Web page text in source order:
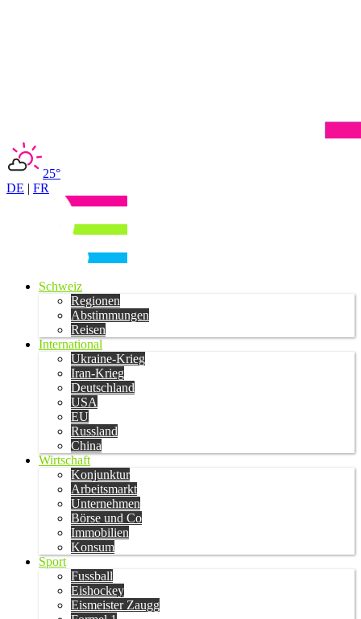
25°
DE | FR
Schweiz
Regionen
Abstimmungen
Reisen
International
Ukraine-Krieg
Iran-Krieg
Deutschland
USA
EU
Russland
China
Wirtschaft
Konjunktur
Arbeitsmarkt
Unternehmen
Börse und Co
Immobilien
Konsum
Sport
Fussball
Eishockey
Eismeister Zaugg